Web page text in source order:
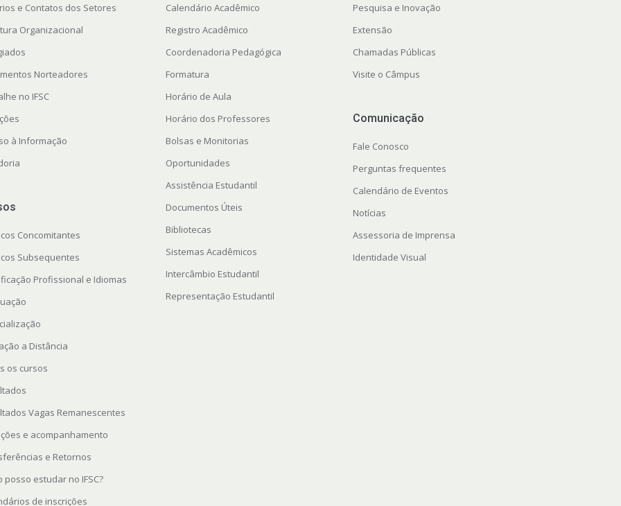
e Contatos dos Setores
Organizacional
Norteadores
no IFSC
à Informação
Concomitantes
Subsequentes
Profissional e Idiomas
a Distância
os cursos
Vagas Remanescentes
e acompanhamento
e Retornos
posso estudar no IFSC?
de inscrições
Calendário Acadêmico
Registro Acadêmico
Coordenadoria Pedagógica
Formatura
Horário de Aula
Horário dos Professores
Bolsas e Monitorias
Oportunidades
Assistência Estudantil
Documentos Úteis
Bibliotecas
Sistemas Acadêmicos
Intercâmbio Estudantil
Representação Estudantil
Pesquisa e Inovação
Extensão
Chamadas Públicas
Visite o Câmpus
Comunicação
Fale Conosco
Perguntas frequentes
Calendário de Eventos
Notícias
Assessoria de Imprensa
Identidade Visual